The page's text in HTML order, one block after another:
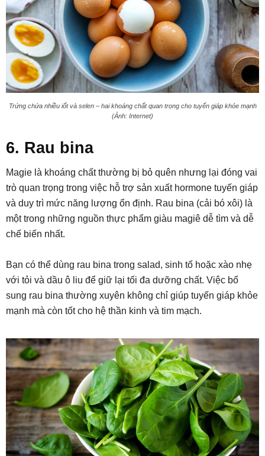
Trứng chứa nhiều iốt và selen – hai khoáng chất quan trọng cho tuyến giáp khỏe mạnh
(Ảnh: Internet)
6. Rau bina
Magie là khoáng chất thường bị bỏ quên nhưng lại đóng vai
trò quan trọng trong việc hỗ trợ sản xuất hormone tuyến giáp
và duy trì mức năng lượng ổn định. Rau bina (cải bó xôi) là
một trong những nguồn thực phẩm giàu magiê dễ tìm và dễ
chế biến nhất.
Bạn có thể dùng rau bina trong salad, sinh tố hoặc xào nhẹ
với tỏi và dầu ô liu để giữ lại tối đa dưỡng chất. Việc bổ
sung rau bina thường xuyên không chỉ giúp tuyến giáp khỏe
mạnh mà còn tốt cho hệ thần kinh và tim mạch.